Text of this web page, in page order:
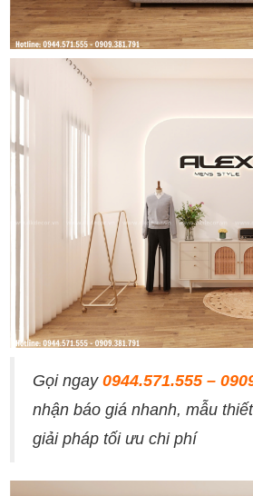
Gọi ngay0944.571.555 –
nhận báo giá nhanh, mẫu
giải pháp tối ưu chi phí